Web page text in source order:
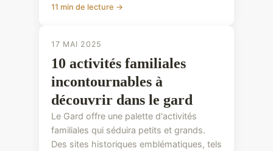
11 min de lecture →
17 MAI 2025
10 activités familiales
incontournables à
découvrir dans le gard
Le Gard offre une palette d'activités
familiales qui séduira petits et grands.
Des sites historiques emblématiques, tels